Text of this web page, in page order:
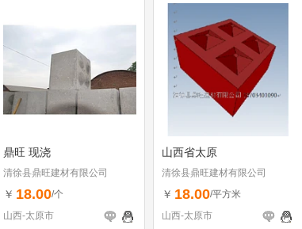
鼎旺 现浇
清徐县鼎旺建材有限公司
￥ 18.00/个
山西-太原市
山西省太原
清徐县鼎旺建材有限公司
￥ 18.00/平方米
山西-太原市